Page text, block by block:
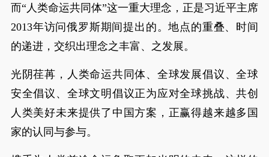
而“人类命运共同体”这一重大理念，正是习近平主席
2013年访问俄罗斯期间提出的。地点的重叠、时间
的递进，交织出理念之丰富、之发展。
光阴荏苒，人类命运共同体、全球发展倡议、全球
安全倡议、全球文明倡议正为应对全球挑战、共创
人类美好未来提供了中国方案，正赢得越来越多国
家的认同与参与。